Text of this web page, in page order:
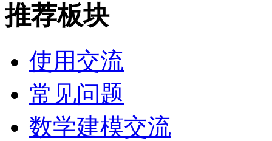
推荐板块
使用交流
常见问题
数学建模交流